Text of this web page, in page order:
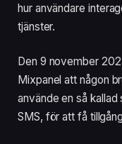
hur användare
tjänster.
Den 9 november
Mixpanel att någon
använde en så
SMS, för att få